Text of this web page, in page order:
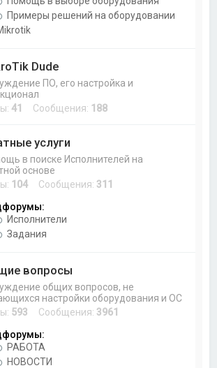
Примеры решений на оборудовании
Dude
ПО, его настройка и
41 Сообщения: 188
услуги
в поиске Исполнителей на
основе
104 Сообщения: 311
Исполнители
Задания
вопросы
общих вопросов, не
настройки оборудования и ОС
593 Сообщения: 3961
РАБОТА
НОВОСТИ